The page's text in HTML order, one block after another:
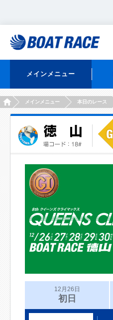
メインメニュー
HOMEメインメニュー 本日のレース
12月26日
初日